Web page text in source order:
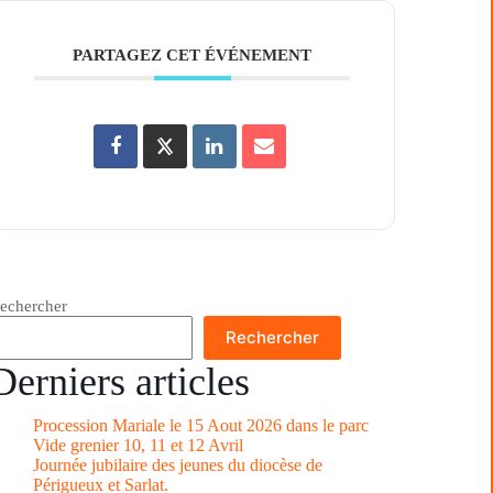
PARTAGEZ CET ÉVÉNEMENT
Rechercher
articles
Procession Mariale le 15 Aout 2026 dans le parc
Vide grenier 10, 11 et 12 Avril
Journée jubilaire des jeunes du diocèse de
Périgueux et Sarlat.